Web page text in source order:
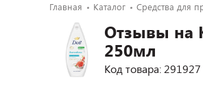
Главная Каталог Средства для
Отзывы на
250мл
Код товара: 291927